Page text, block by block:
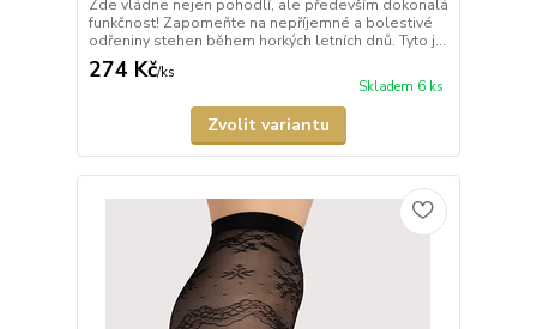
Zde vládne nejen pohodlí, ale především dokonalá
funkčnost! Zapomeňte na nepříjemné a bolestivé
odřeniny stehen během horkých letních dnů. Tyto j...
274 Kč/ks
Skladem 6 ks
Zvolit variantu